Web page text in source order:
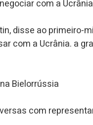
com a Ucrânia
disse ao primeiro-
com a Ucrânia. a
Bielorrússia
com